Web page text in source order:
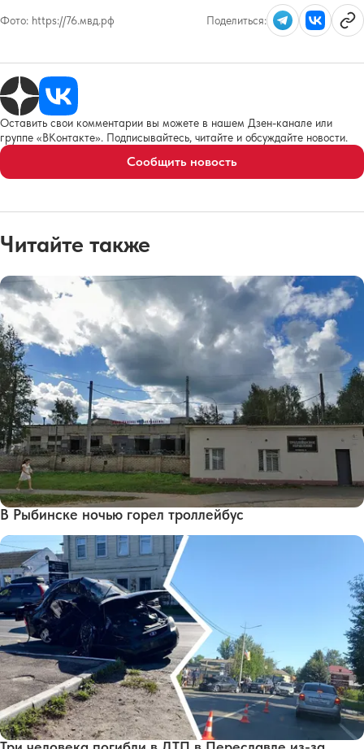
Фото: https://76.мвд.рф Поделиться:
Оставить свои комментарии вы можете в нашем Дзен-канале или
группе «ВКонтакте». Подписывайтесь, читайте и обсуждайте новости.
Сообщить новость
Читайте также
В Рыбинске ночью горел троллейбус